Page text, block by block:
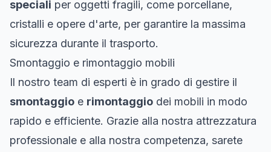
speciali per oggetti fragili, come porcellane,
cristalli e opere d'arte, per garantire la massima
sicurezza durante il trasporto.
Smontaggio e rimontaggio mobili
Il nostro team di esperti è in grado di gestire il
smontaggio e rimontaggio dei mobili in modo
rapido e efficiente. Grazie alla nostra attrezzatura
professionale e alla nostra competenza, sarete